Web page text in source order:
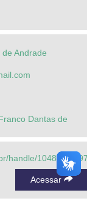
Andrade
Dantas de
handle/10482/
Acessar